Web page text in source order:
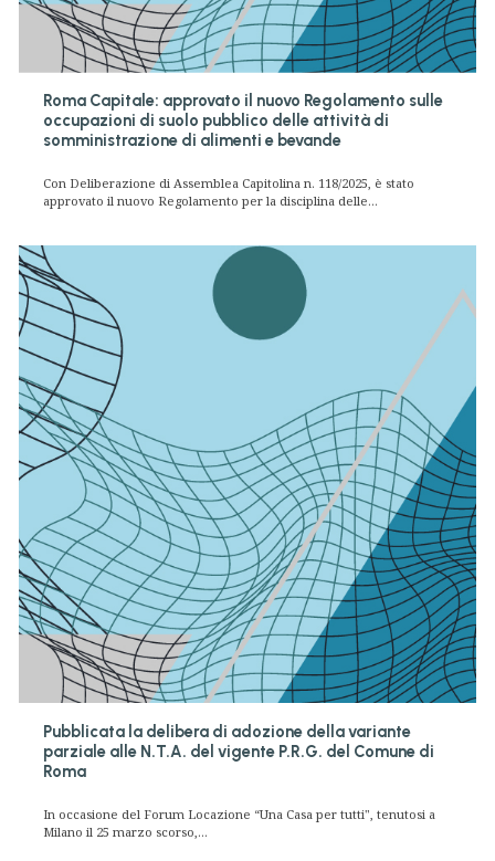
Roma Capitale: approvato il nuovo Regolamento sulle
occupazioni di suolo pubblico delle attività di
somministrazione di alimenti e bevande
Con Deliberazione di Assemblea Capitolina n. 118/2025, è stato
approvato il nuovo Regolamento per la disciplina delle...
Pubblicata la delibera di adozione della variante
parziale alle N.T.A. del vigente P.R.G. del Comune di
Roma
In occasione del Forum Locazione “Una Casa per tutti", tenutosi a
Milano il 25 marzo scorso,...